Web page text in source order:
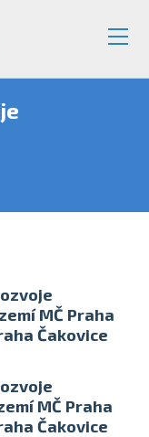
MČ Praha
Čakovice
MČ Praha
Čakovice